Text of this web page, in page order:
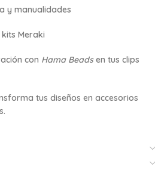
y manualidades
Meraki
con Hama Beadsen tus clips
tus diseños en accesorios